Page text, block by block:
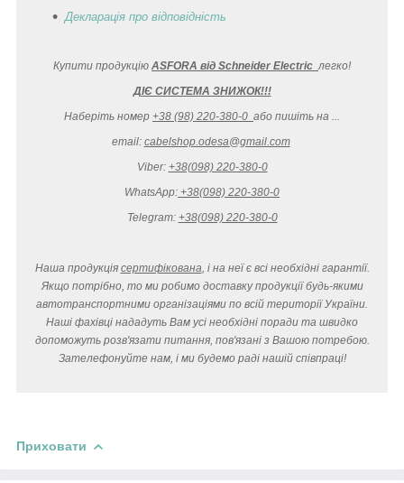
Декларація про відповідність
Купити продукцію ASFORA від Schneider Electric легко!
ДІЄ СИСТЕМА ЗНИЖОК!!!
Наберіть номер +38 (98) 220-380-0 або пишіть на ...
email: cabelshop.odesa@gmail.com
Viber: +38(098) 220-380-0
WhatsApp: +38(098) 220-380-0
Telegram: +38(098) 220-380-0
Наша продукція сертифікована , і на неї є всі необхідні гарантії.
Якщо потрібно, то ми робимо доставку продукції будь-якими
автотранспортними організаціями по всій території України.
Наші фахівці нададуть Вам усі необхідні поради та швидко
допоможуть розв'язати питання, пов'язані з Вашою потребою.
Зателефонуйте нам, і ми будемо раді нашій співпраці!
Приховати